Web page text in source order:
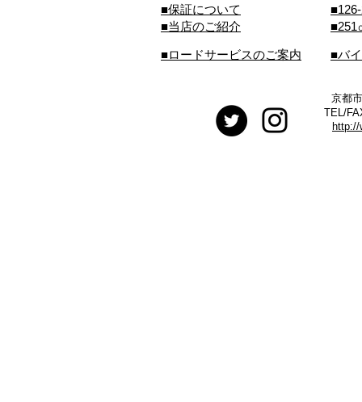
■保証について
■当店のご紹介
■251
■ロードサービスのご案内 ■バ
京都
TEL/